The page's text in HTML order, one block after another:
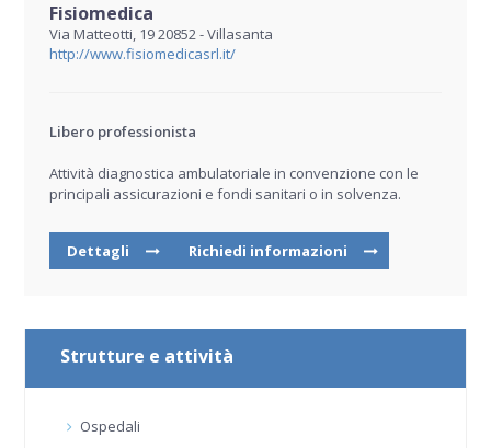
Fisiomedica
Via Matteotti, 19 20852 - Villasanta
http://www.fisiomedicasrl.it/
Libero professionista
Attività diagnostica ambulatoriale in convenzione con le
principali assicurazioni e fondi sanitari o in solvenza.
Dettagli Richiedi informazioni
Strutture e attività
Ospedali